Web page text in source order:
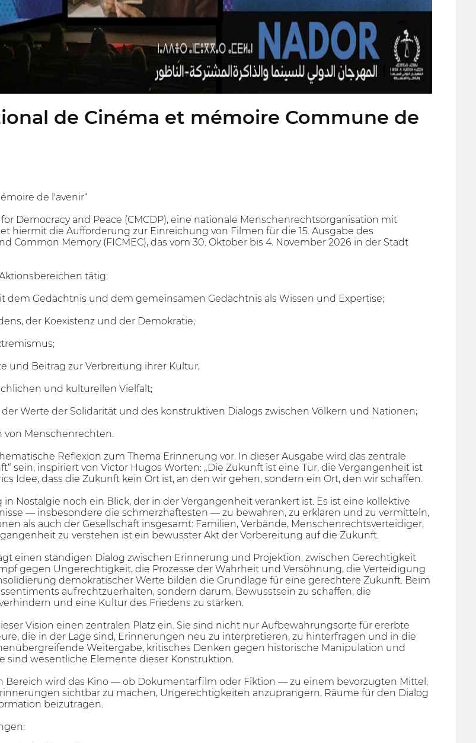
de Cinéma et mémoire Commune de
de l'avenir“
Democracy and Peace (CMCDP), eine nationale Menschenrechtsorganisation mit
hiermit die Aufforderung zur Einreichung von Filmen für die 15. Ausgabe des
Common Memory (FICMEC), das vom 30. Oktober bis 4. November 2026 in der Stadt
tätig:
Gedächtnis und dem gemeinsamen Gedächtnis als Wissen und Expertise;
der Koexistenz und der Demokratie;
und Beitrag zur Verbreitung ihrer Kultur;
und kulturellen Vielfalt;
Werte der Solidarität und des konstruktiven Dialogs zwischen Völkern und Nationen;
von Menschenrechten.
Reflexion zum Thema Erinnerung vor. In dieser Ausgabe wird das zentrale
sein, inspiriert von Victor Hugos Worten: „Die Zukunft ist eine Tür, die Vergangenheit ist
Idee, dass die Zukunft kein Ort ist, an den wir gehen, sondern ein Ort, den wir schaffen.
Nostalgie noch ein Blick, der in der Vergangenheit verankert ist. Es ist eine kollektive
— insbesondere die schmerzhaftesten — zu bewahren, zu erklären und zu vermitteln,
als auch der Gesellschaft insgesamt: Familien, Verbände, Menschenrechtsverteidiger,
zu verstehen ist ein bewusster Akt der Vorbereitung auf die Zukunft.
einen ständigen Dialog zwischen Erinnerung und Projektion, zwischen Gerechtigkeit
gegen Ungerechtigkeit, die Prozesse der Wahrheit und Versöhnung, die Verteidigung
demokratischer Werte bilden die Grundlage für eine gerechtere Zukunft. Beim
aufrechtzuerhalten, sondern darum, Bewusstsein zu schaffen, die
und eine Kultur des Friedens zu stärken.
Vision einen zentralen Platz ein. Sie sind nicht nur Aufbewahrungsorte für ererbte
die in der Lage sind, Erinnerungen neu zu interpretieren, zu hinterfragen und in die
Weitergabe, kritisches Denken gegen historische Manipulation und
sind wesentliche Elemente dieser Konstruktion.
Bereich wird das Kino — ob Dokumentarfilm oder Fiktion — zu einem bevorzugten Mittel,
sichtbar zu machen, Ungerechtigkeiten anzuprangern, Räume für den Dialog
beizutragen.